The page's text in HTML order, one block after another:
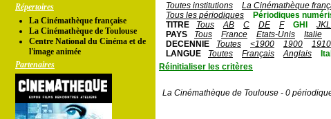
Répertoires
La Cinémathèque française
La Cinémathèque de Toulouse
Centre National du Cinéma et de
l'image animée
Partenaires
Toutes institutions
La Cinémathèque
Tous les périodiques
Périodiques
TITRE
Tous AB C DE F GHI JKL
PAYS
Tous France Etats-Unis Italie
DECENNIE
Toutes <1900 1900 1910
LANGUE
Toutes Français Anglais
Réinitialiser les critères
La Cinémathèque de Toulouse - 0